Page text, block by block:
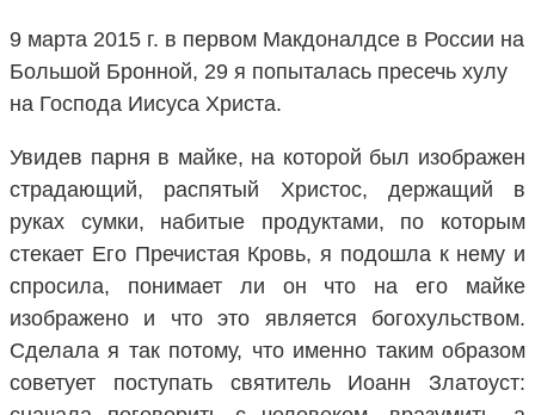
9 марта 2015 г. в первом Макдоналдсе в России на
Большой Бронной, 29 я попыталась пресечь хулу
на Господа Иисуса Христа.
Увидев парня в майке, на которой был изображен
страдающий, распятый Христос, держащий в
руках сумки, набитые продуктами, по которым
стекает Его Пречистая Кровь, я подошла к нему и
спросила, понимает ли он что на его майке
изображено и что это является богохульством.
Сделала я так потому, что именно таким образом
советует поступать святитель Иоанн Златоуст: